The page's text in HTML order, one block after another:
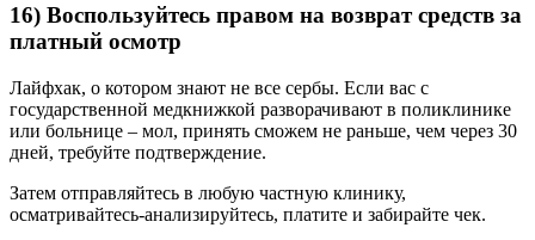
16) Воспользуйтесь правом на возврат средств за
платный осмотр
Лайфхак, о котором знают не все сербы. Если вас с
государственной медкнижкой разворачивают в поликлинике
или больнице – мол, принять сможем не раньше, чем через 30
дней, требуйте подтверждение.
Затем отправляйтесь в любую частную клинику,
осматривайтесь-анализируйтесь, платите и забирайте чек.